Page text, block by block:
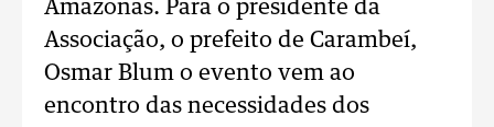
Amazonas. Para o presidente da
Associação, o prefeito de Carambeí,
Osmar Blum o evento vem ao
encontro das necessidades dos